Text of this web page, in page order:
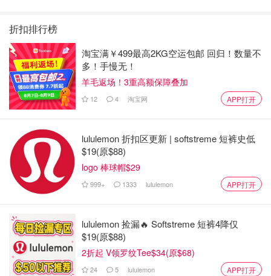
折扣排行榜
淘宝满￥499最高2KG空运包邮 回归！数量不
多！手慢无！
羊毛返场！3重高额保障叠加
12 4 淘宝网 APP打开
lululemon 折扣区更新 | softstreme 短裤史低
$19(原$88)
logo 棒球帽$29
999+ 1333 lululemon APP打开
lululemon 捡漏🔥 Softstreme 短裤4降仅
$19(原$88)
2折起 V领罗纹Tee$34(原$68)
24 5 lululemon APP打开